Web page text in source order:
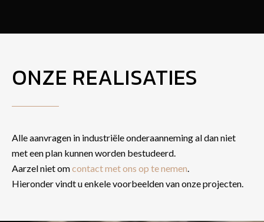
ONZE REALISATIES
Alle aanvragen in industriële onderaanneming al dan niet
met een plan kunnen worden bestudeerd.
Aarzel niet omcontact met ons op te nemen
Hieronder vindt u enkele voorbeelden van onze projecten.